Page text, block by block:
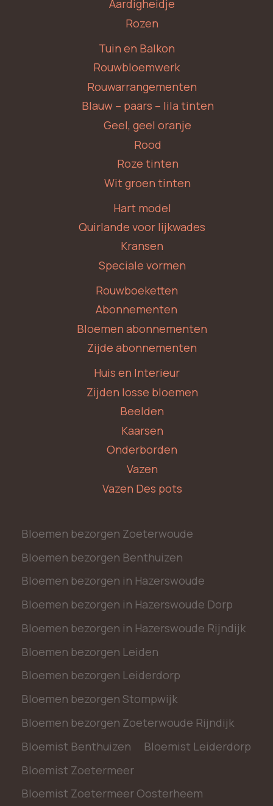
Aardigheidje
Rozen
Tuin en Balkon
Rouwbloemwerk
Rouwarrangementen
Blauw – paars – lila tinten
Geel, geel oranje
Rood
Roze tinten
Wit groen tinten
Hart model
Quirlande voor lijkwades
Kransen
Speciale vormen
Rouwboeketten
Abonnementen
Bloemen abonnementen
Zijde abonnementen
Huis en Interieur
Zijden losse bloemen
Beelden
Kaarsen
Onderborden
Vazen
Vazen Des pots
Bloemen bezorgen Zoeterwoude
Bloemen bezorgen Benthuizen
Bloemen bezorgen in Hazerswoude
Bloemen bezorgen in Hazerswoude Dorp
Bloemen bezorgen in Hazerswoude Rijndijk
Bloemen bezorgen Leiden
Bloemen bezorgen Leiderdorp
Bloemen bezorgen Stompwijk
Bloemen bezorgen Zoeterwoude Rijndijk
Bloemist Benthuizen
Bloemist Leiderdorp
Bloemist Zoetermeer
Bloemist Zoetermeer Oosterheem